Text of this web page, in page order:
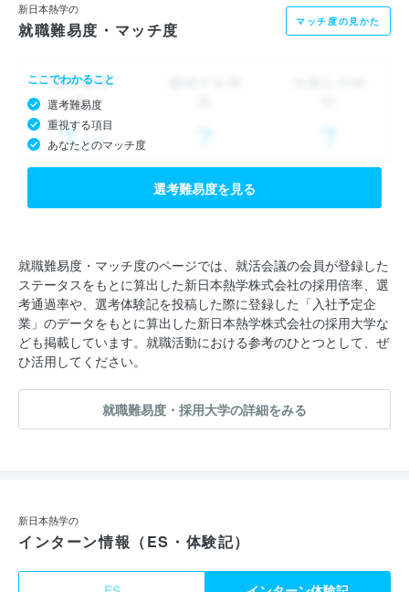
新日本熱学の
就職難易度・マッチ度 マッチ度の見かた
ここでわかること
選考難易度
重視する項目
あなたとのマッチ度
選考難易度を見る
就職難易度・マッチ度のページでは、就活会議の会員が登録した
ステータスをもとに算出した新日本熱学株式会社の採用倍率、選
考通過率や、選考体験記を投稿した際に登録した「入社予定企
業」のデータをもとに算出した新日本熱学株式会社の採用大学な
ども掲載しています。就職活動における参考のひとつとして、ぜ
ひ活用してください。
就職難易度・採用大学の詳細をみる
新日本熱学の
インターン情報（ES・体験記）